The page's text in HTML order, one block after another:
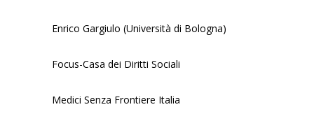
Enrico Gargiulo (Università di Bologna)
Focus-Casa dei Diritti Sociali
Medici Senza Frontiere Italia